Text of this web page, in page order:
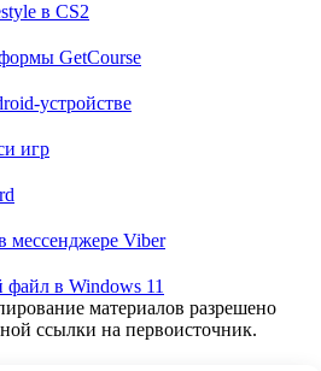
в CS2
GetCourse
устройстве
игр
мессенджере Viber
файл в Windows 11
материалов разрешено
ссылки на первоисточник.